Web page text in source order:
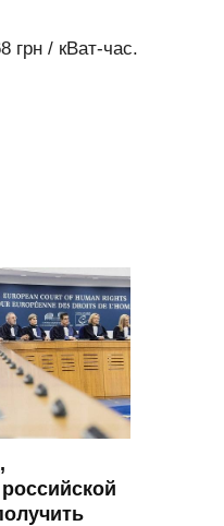
грн / кВат-час.